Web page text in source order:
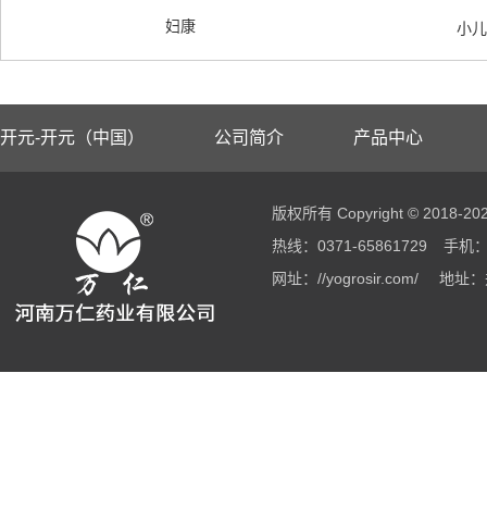
妇康 小
开元-开元（中国） 公司简介 产品中心
版权所有 Copyright © 2018-
热线：0371-65861729
手机
网址：//yogrosir.com/
地址